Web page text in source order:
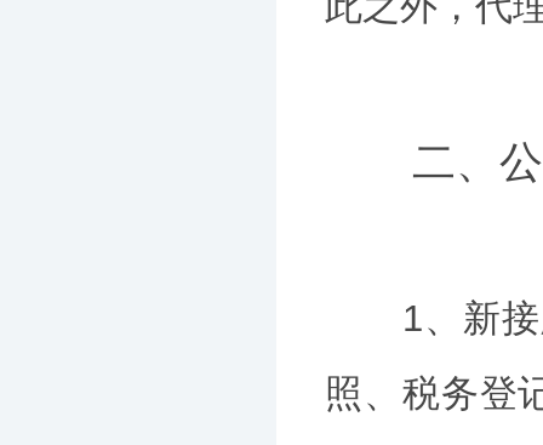
二、公
1、新接
照、税务登